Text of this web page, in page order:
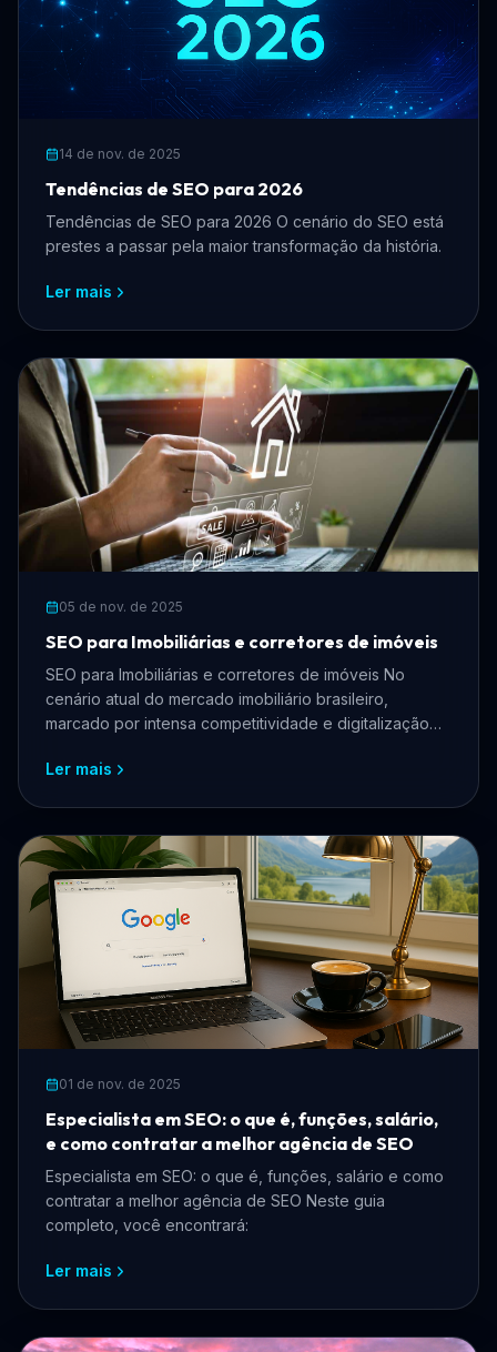
14 de nov. de 2025
Tendências de SEO para 2026
Tendências de SEO para 2026 O cenário do SEO está
prestes a passar pela maior transformação da história.
Ler mais
05 de nov. de 2025
SEO para Imobiliárias e corretores de imóveis
SEO para Imobiliárias e corretores de imóveis No
cenário atual do mercado imobiliário brasileiro,
marcado por intensa competitividade e digitalização
Ler mais
01 de nov. de 2025
Especialista em SEO: o que é, funções, salário,
e como contratar a melhor agência de SEO
Especialista em SEO: o que é, funções, salário e como
contratar a melhor agência de SEO Neste guia
completo, você encontrará:
Ler mais